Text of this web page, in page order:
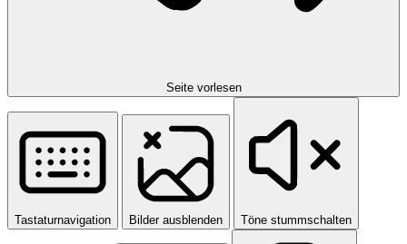
Seite vorlesen
Tastaturnavigation Bilder ausblenden Töne stummschalten